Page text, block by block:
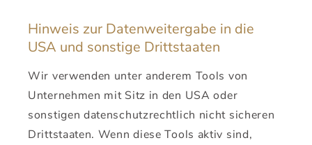
Hinweis zur Datenweitergabe in die
USA und sonstige Drittstaaten
Wir verwenden unter anderem Tools von
Unternehmen mit Sitz in den USA oder
sonstigen datenschutzrechtlich nicht sicheren
Drittstaaten. Wenn diese Tools aktiv sind,